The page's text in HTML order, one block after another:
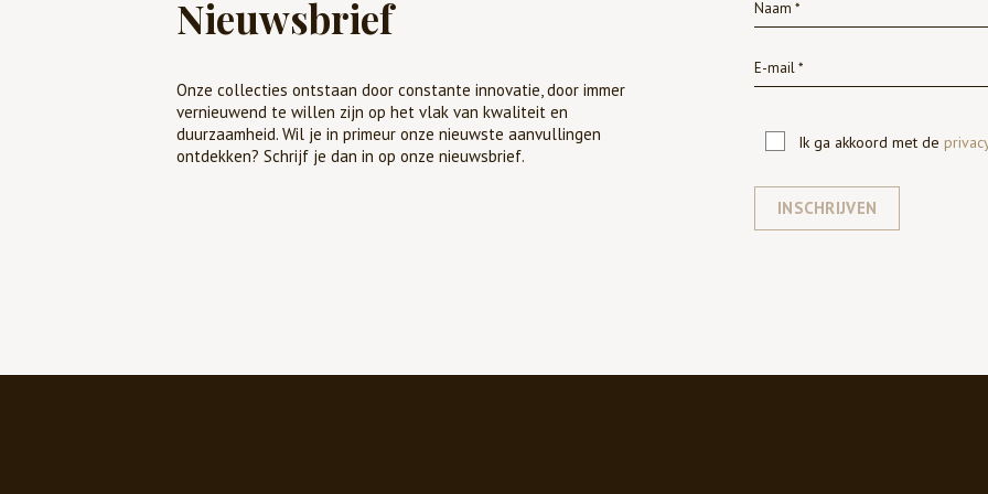
Nieuwsbrief
Onze collecties ontstaan door constante innovatie, door immer
vernieuwend te willen zijn op het vlak van kwaliteit en
duurzaamheid. Wil je in primeur onze nieuwste aanvullingen
ontdekken? Schrijf je dan in op onze nieuwsbrief.
Ik ga akkoord met de
INSCHRIJVEN